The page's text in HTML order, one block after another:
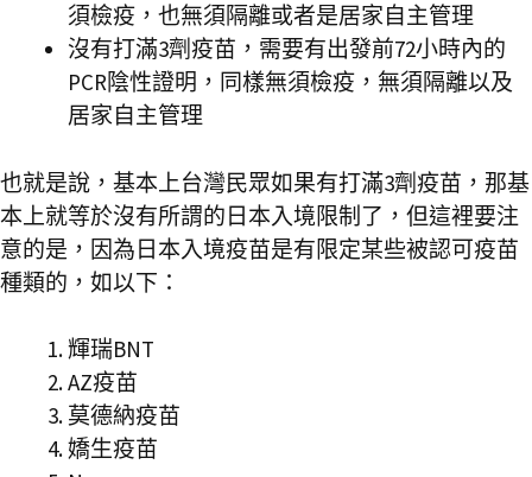
須檢疫，也無須隔離或者是居家自主管理
沒有打滿3劑疫苗，需要有出發前72小時內的
PCR陰性證明，同樣無須檢疫，無須隔離以及
居家自主管理
也就是說，基本上台灣民眾如果有打滿3劑疫苗，那基
本上就等於沒有所謂的日本入境限制了，但這裡要注
意的是，因為日本入境疫苗是有限定某些被認可疫苗
種類的，如以下：
輝瑞BNT
AZ疫苗
莫德納疫苗
嬌生疫苗